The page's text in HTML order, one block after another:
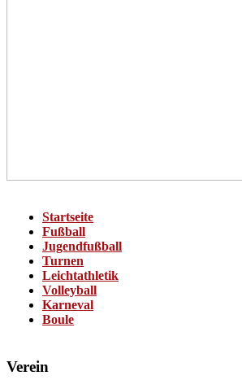
Startseite
Fußball
Jugendfußball
Turnen
Leichtathletik
Volleyball
Karneval
Boule
Verein